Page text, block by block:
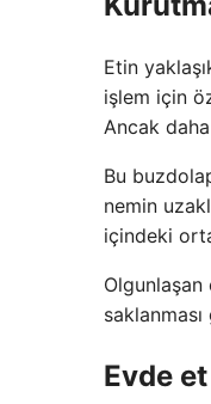
Etin
işlem için
Ancak
Bu
nemin
içindeki
Evde et